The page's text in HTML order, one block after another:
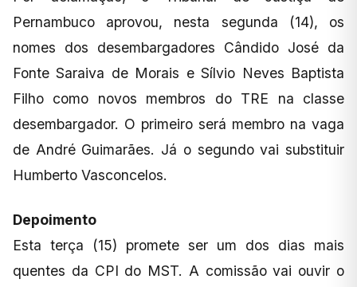
Pernambuco aprovou, nesta segunda (14), os
nomes dos desembargadores Cândido José da
Fonte Saraiva de Morais e Sílvio Neves Baptista
Filho como novos membros do TRE na classe
desembargador. O primeiro será membro na vaga
de André Guimarães. Já o segundo vai substituir
Humberto Vasconcelos.
Depoimento
Esta terça (15) promete ser um dos dias mais
quentes da CPI do MST. A comissão vai ouvir o